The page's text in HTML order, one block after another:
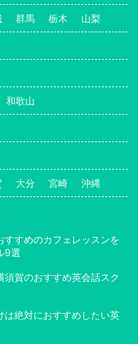
群馬 栃木 山梨
和歌山
大分 宮崎 沖縄
すめのカフェレッスンを
9選
賀のおすすめ英会話スク
は絶対におすすめしたい英